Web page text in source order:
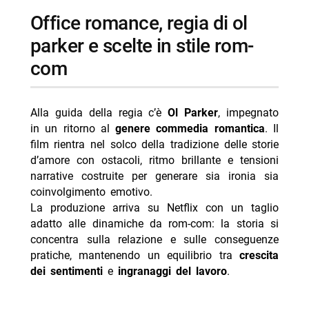
office romance, regia di ol
parker e scelte in stile rom-
com
Alla guida della regia c’èOl Parker, impegnato
in un ritorno algenere commedia romantica. Il
film rientra nel solco della tradizione delle storie
d’amore con ostacoli, ritmo brillante e tensioni
narrative costruite per generare sia ironia sia
coinvolgimento emotivo.
La produzione arriva su Netflix con un taglio
adatto alle dinamiche da rom-com: la storia si
concentra sulla relazione e sulle conseguenze
pratiche, mantenendo un equilibrio tracrescita
dei sentimentie ingranaggi del lavoro.